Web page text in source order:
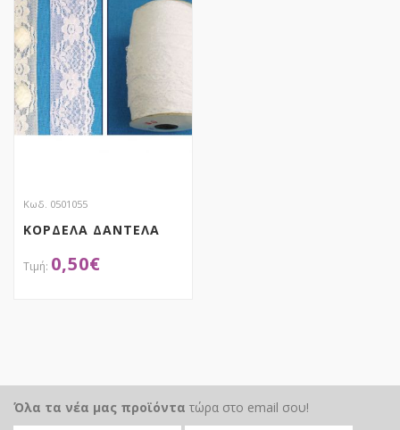
Κωδ. 0501055
ΚΟΡΔΕΛΑ ΔΑΝΤΕΛΑ
0,50€
Όλα τα νέα μας προϊόντα τώρα στο email σου!